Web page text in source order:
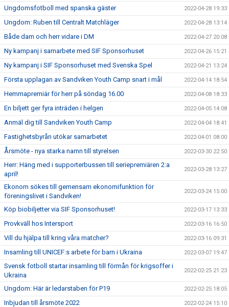
Ungdomsfotboll med spanska gäster 2022-04-28 19:33
Ungdom: Ruben till Centralt Matchläger 2022-04-28 13:14
Både dam och herr vidare i DM 2022-04-27 20:08
Ny kampanj i samarbete med SIF Sponsorhuset 2022-04-26 15:21
Ny kampanj i SIF Sponsorhuset med Svenska Spel 2022-04-21 13:24
Första upplagan av Sandviken Youth Camp snart i mål 2022-04-14 18:54
Hemmapremiär för herr på söndag 16.00 2022-04-08 18:33
En biljett ger fyra inträden i helgen 2022-04-05 14:08
Anmäl dig till Sandviken Youth Camp 2022-04-04 18:41
Fastighetsbyrån utökar samarbetet 2022-04-01 08:00
Årsmöte - nya starka namn till styrelsen 2022-03-30 22:50
Herr: Häng med i supporterbussen till seriepremiären 2:a
april!
2022-03-28 13:27
Ekonom sökes till gemensam ekonomifunktion för
föreningslivet i Sandviken!
2022-03-24 15:00
Köp biobiljetter via SIF Sponsorhuset! 2022-03-17 13:33
Provkväll hos Intersport 2022-03-16 16:50
Vill du hjälpa till kring våra matcher? 2022-03-16 09:31
Insamling till UNICEF:s arbete för barn i Ukraina 2022-03-07 19:47
Svensk fotboll startar insamling till förmån för krigsoffer i
Ukraina
2022-02-25 21:23
Ungdom: Här är ledarstaben för P19 2022-02-25 18:05
Inbjudan till årsmöte 2022 2022-02-24 15:10